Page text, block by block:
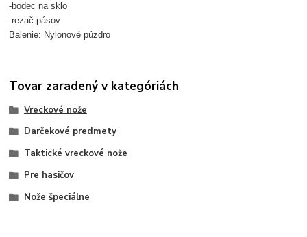
-bodec na sklo
-rezač pásov
Balenie: Nylonové púzdro
Tovar zaradený v kategóriách
Vreckové nože
Darčekové predmety
Taktické vreckové nože
Pre hasičov
Nože špeciálne